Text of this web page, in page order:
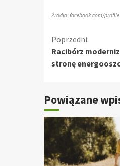
Źródło: facebook.com/
Kontynuuj
czytanie
Poprzedni:
Racibórz
stronę
Powiązane